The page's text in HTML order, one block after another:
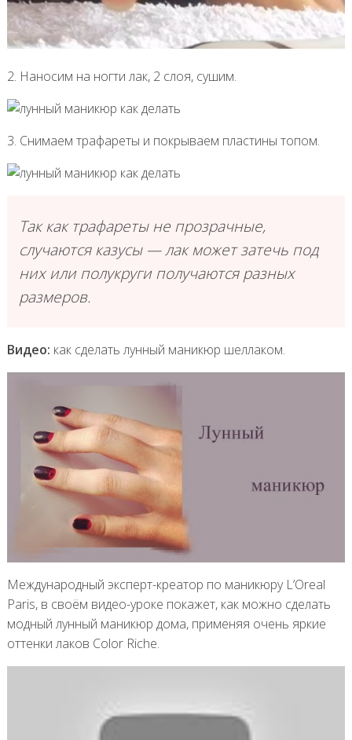
2. Наносим на ногти лак, 2 слоя, сушим.
3. Снимаем трафареты и покрываем пластины топом.
Так как трафареты не прозрачные,
случаются казусы — лак может затечь под
них или полукруги получаются разных
размеров.
Видео: как сделать лунный маникюр шеллаком.
Международный эксперт-креатор по маникюру L’Oreal
Paris, в своём видео-уроке покажет, как можно сделать
модный лунный маникюр дома, применяя очень яркие
оттенки лаков Color Riche.